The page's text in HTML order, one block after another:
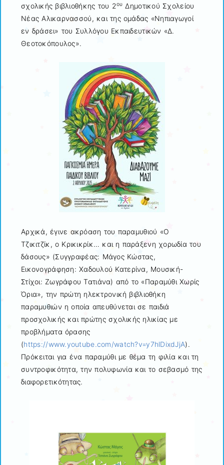
σχολικής βιβλιοθήκης του 2ου Δημοτικού Σχολείου
Νέας Αλικαρνασσού, και της ομάδας «Νηπιαγωγοί
εν δράσει» του Συλλόγου Εκπαιδευτικών «Δ.
Θεοτοκόπουλος».
Αρχικά, έγινε ακρόαση του παραμυθιού «Ο
Τζικιτζίκ, ο Κρικικρίκ… και η παράξενη χορωδία του
δάσους» (Συγγραφέας: Μάγος Κώστας,
Εικονογράφηση: Χαδουλού Κατερίνα, Μουσική-
Στίχοι: Ζωγράφου Τατιάνα) από το «Παραμύθι Χωρίς
Όρια», την πρώτη ηλεκτρονική βιβλιοθήκη
παραμυθιών η οποία απευθύνεται σε παιδιά
προσχολικής και πρώτης σχολικής ηλικίας με
προβλήματα όρασης
(https://www.youtube.com/watch?v=y7hlDixdJjA).
Πρόκειται για ένα παραμύθι με θέμα τη φιλία και τη
συντροφικότητα, την πολυφωνία και το σεβασμό της
διαφορετικότητας.